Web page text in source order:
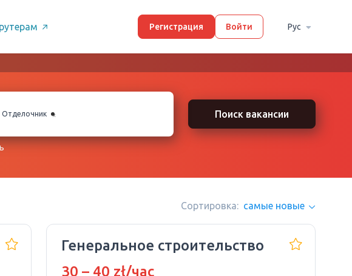
Регистрация Войти Рус
×
Отделочник Поиск вакансии
Сортировка: самые новые
Генеральное строительство
30 – 40 zł/час